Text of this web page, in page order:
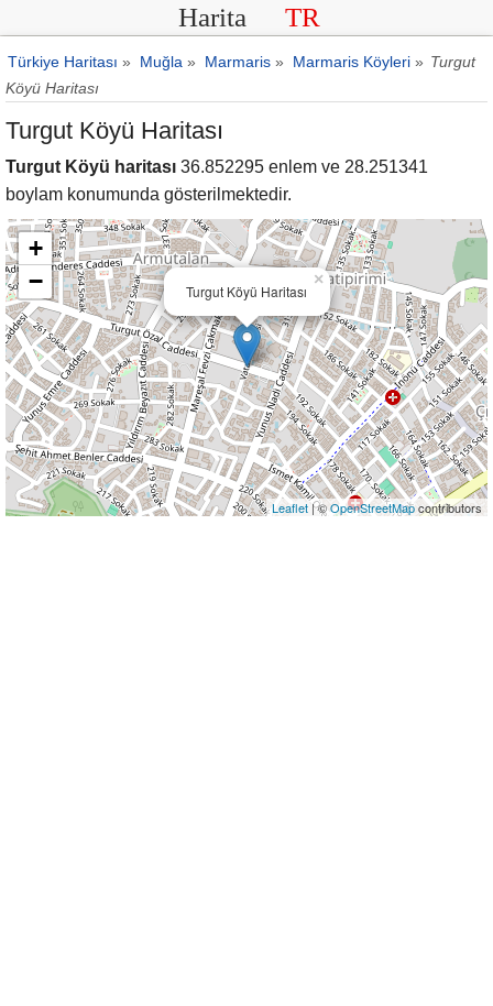
Harita TR
Türkiye Haritası » Muğla » Marmaris » Marmaris Köyleri » Turgut
Köyü Haritası
Turgut Köyü Haritası
Turgut Köyü haritası 36.852295 enlem ve 28.251341
boylam konumunda gösterilmektedir.
Turgut Köyü Haritası
×
+
−
Leaflet | ©OpenStreetMapcontributors